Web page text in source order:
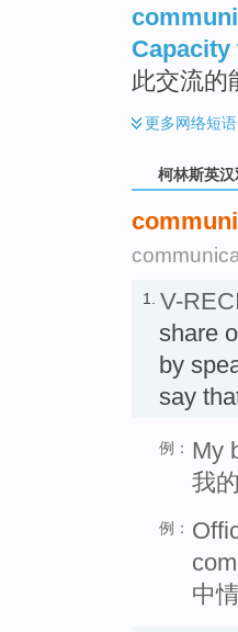
此交流的
更多网络短语
柯林斯英
1. V-
share
by
say
例： My
我
例：
中